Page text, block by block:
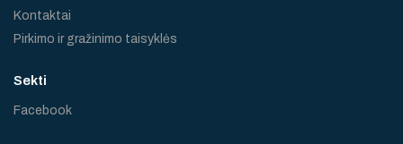
Kontaktai
Pirkimo ir gražinimo taisyklės
Sekti
Facebook